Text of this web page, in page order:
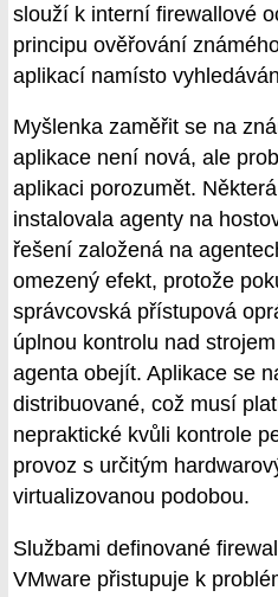
slouží k interní firewallové
principu ověřování
aplikací namísto
Myšlenka zaměřit se na
aplikace není nová, ale
aplikaci porozumět.
instalovala agenty na
řešení založená na
omezený efekt, protože
správcovská přístupová
úplnou kontrolu nad
agenta obejít. Aplikace se
distribuované, což musí
nepraktické kvůli kontrole
provoz s určitým
virtualizovanou podobou.
Službami definované
VMware přistupuje k